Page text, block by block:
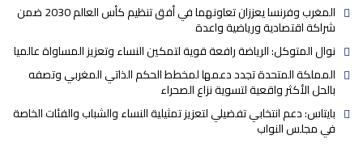
المغرب وفرنسا يعززان تعاونهما في أفق تنظيم كأس العالم 2030 ضمن
شراكة اقتصادية ورياضية واعدة
نوال المتوكل: الرياضة رافعة قوية لتمكين النساء وتعزيز المساواة عالميا
المملكة المتحدة تجدد دعمها لمخطط الحكم الذاتي المغربي وتصفه
بالحل الأكثر واقعية لتسوية نزاع الصحراء
بايتاس: دعم انتخابي تفضيلي لتعزيز تمثيلية النساء والشباب والفئات الخاصة
في مجلس النواب